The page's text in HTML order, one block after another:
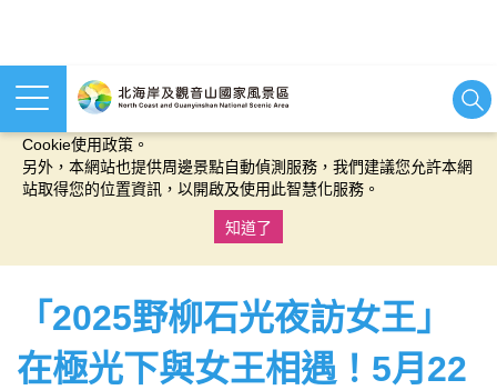
本網站使用cookies等相關技術以持續優化網站服務，並有助於為
Cookie使用政策。
另外，本網站也提供周邊景點自動偵測服務，我們建議您允許本網
站取得您的位置資訊，以開啟及使用此智慧化服務。
知道了
「2025野柳石光夜訪女王」
在極光下與女王相遇！5月22